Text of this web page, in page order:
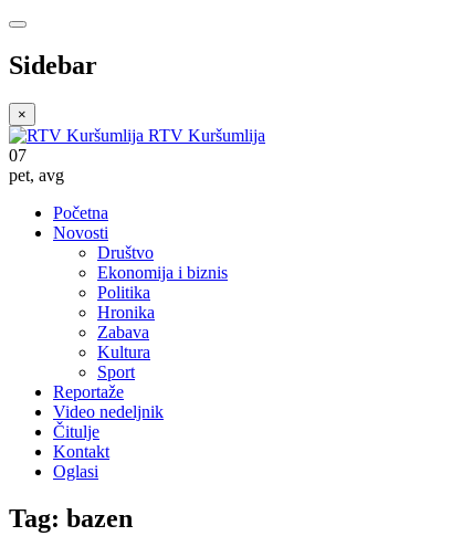
Sidebar
×
RTV Kuršumlija
07
pet, avg
Početna
Novosti
Društvo
Ekonomija i biznis
Politika
Hronika
Zabava
Kultura
Sport
Reportaže
Video nedeljnik
Čitulje
Kontakt
Oglasi
Tag: bazen